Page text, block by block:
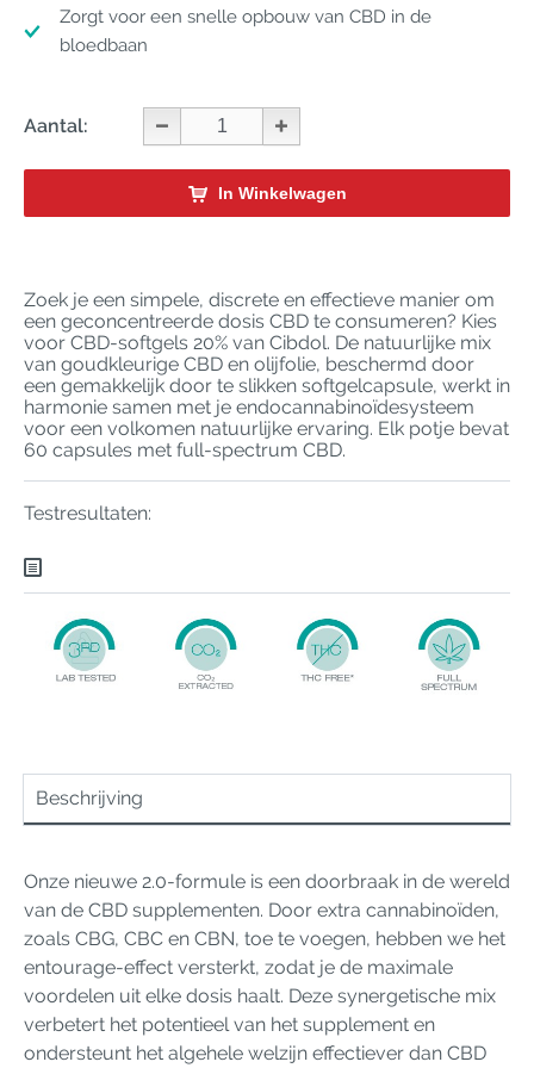
Zorgt voor een snelle opbouw van CBD in de
bloedbaan
Aantal:
In Winkelwagen
Zoek je een simpele, discrete en effectieve manier om
een geconcentreerde dosis CBD te consumeren? Kies
voor CBD-softgels 20% van Cibdol. De natuurlijke mix
van goudkleurige CBD en olijfolie, beschermd door
een gemakkelijk door te slikken softgelcapsule, werkt in
harmonie samen met je endocannabinoïdesysteem
voor een volkomen natuurlijke ervaring. Elk potje bevat
60 capsules met full-spectrum CBD.
Testresultaten:
Beschrijving
Onze nieuwe 2.0-formule is een doorbraak in de wereld
van de CBD supplementen. Door extra cannabinoïden,
zoals CBG, CBC en CBN, toe te voegen, hebben we het
entourage-effect versterkt, zodat je de maximale
voordelen uit elke dosis haalt. Deze synergetische mix
verbetert het potentieel van het supplement en
ondersteunt het algehele welzijn effectiever dan CBD